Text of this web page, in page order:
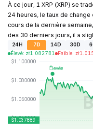
À ce jour, 1 XRP (XRP) se
24 heures, le taux de change
cours de la dernière
des 30 derniers jours, il a
24H 7D 14D 30D
Élevé: zł1.082781 Faible: zł